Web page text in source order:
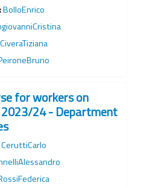
BolloEnrico
CiveraTiziana
for workers on
24 - Department
CeruttiCarlo